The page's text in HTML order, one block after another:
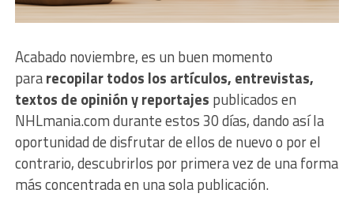
Acabado noviembre, es un buen momento
pararecopilar todos los artículos, entrevistas,
textos de opinión y reportajes publicados en
NHLmania.com durante estos 30 días, dando así la
oportunidad de disfrutar de ellos de nuevo o por el
contrario, descubrirlos por primera vez de una forma
más concentrada en una sola publicación.